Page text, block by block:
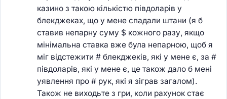
казино з такою кількістю півдоларів у
блекджеках, що у мене спадали штани (я б
ставив непарну суму $ кожного разу, якщо
мінімальна ставка вже була непарною, щоб я
міг відстежити # блекджеків, які у мене є, за #
півдоларів, які у мене є, це також дало б мені
уявлення про # рук, які я зіграв загалом).
Також не виходьте з гри, коли рахунок стає